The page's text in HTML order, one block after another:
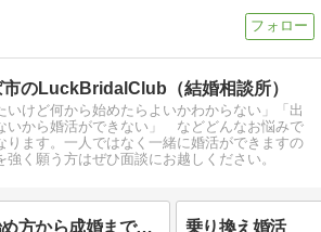
のLuckBridalClub（結婚相談所）
いけど何から始めたらよいかわからない」「出
いから婚活ができない」 などどんなお悩みで
ります。一人ではなく一緒に婚活ができますの
強く願う方はぜひ面談にお越しください。
婚活辞典】婚活の始め方から成婚まで完全ガイド｜LuckBridalClub 乗り換え婚活